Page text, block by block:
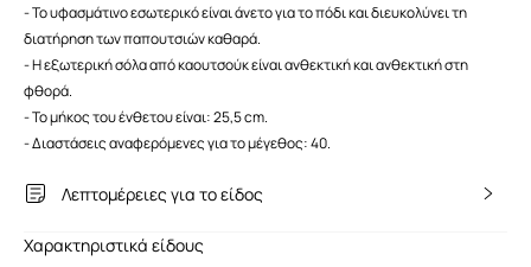
- Το υφασμάτινο εσωτερικό είναι άνετο για το πόδι και διευκολύνει τη
διατήρηση των παπουτσιών καθαρά.
- Η εξωτερική σόλα από καουτσούκ είναι ανθεκτική και ανθεκτική στη
φθορά.
- Το μήκος του ένθετου είναι: 25,5 cm.
- Διαστάσεις αναφερόμενες για το μέγεθος: 40.
Λεπτομέρειες για το είδος
Χαρακτηριστικά είδους